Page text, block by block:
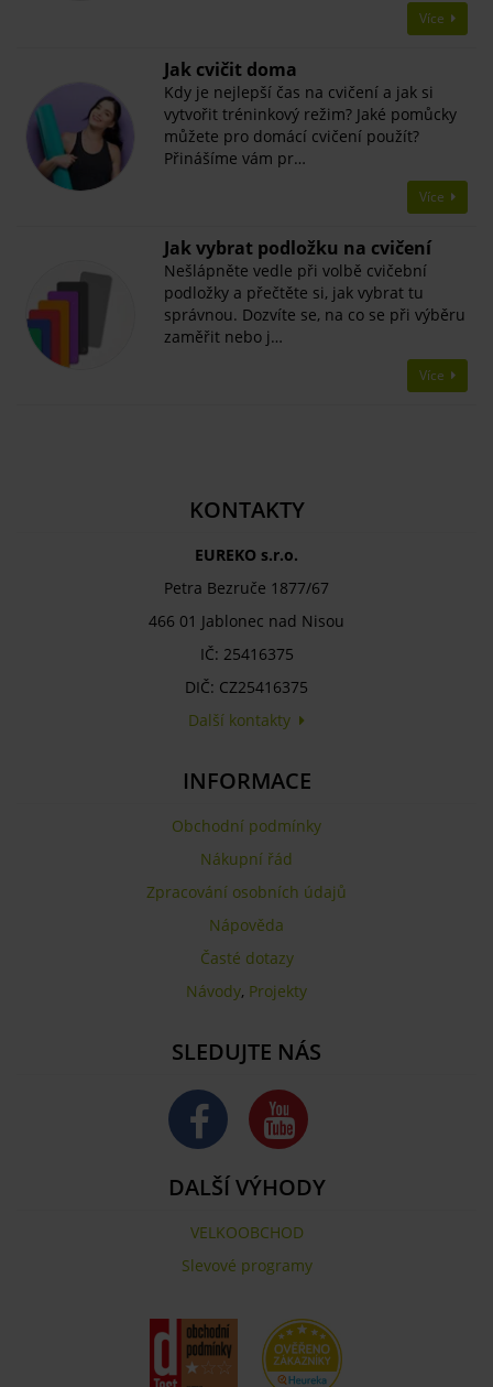
Více
Jak cvičit doma
Kdy je nejlepší čas na cvičení a jak si
vytvořit tréninkový režim? Jaké pomůcky
můžete pro domácí cvičení použít?
Přinášíme vám pr…
Více
Jak vybrat podložku na cvičení
Nešlápněte vedle při volbě cvičební
podložky a přečtěte si, jak vybrat tu
správnou. Dozvíte se, na co se při výběru
zaměřit nebo j…
Více
KONTAKTY
EUREKO s.r.o.
Petra Bezruče 1877/67
466 01 Jablonec nad Nisou
IČ: 25416375
DIČ: CZ25416375
Další kontakty
INFORMACE
Obchodní podmínky
Nákupní řád
Zpracování osobních údajů
Nápověda
Časté dotazy
Návody, Projekty
SLEDUJTE NÁS
DALŠÍ VÝHODY
VELKOOBCHOD
Slevové programy